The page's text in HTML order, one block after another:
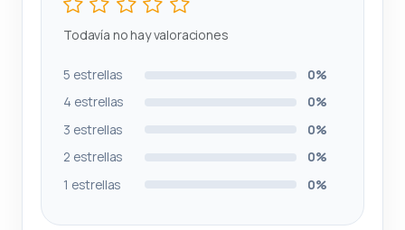
Todavía no hay valoraciones
5 estrellas
0%
4 estrellas
0%
3 estrellas
0%
2 estrellas
0%
1 estrellas
0%